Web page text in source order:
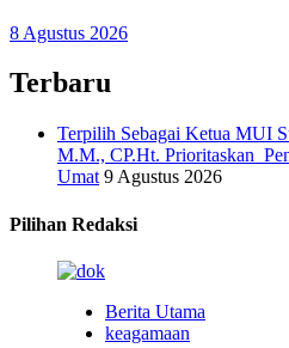
8 Agustus 2026
Terbaru
Terpilih Sebagai Ketua MUI
M.M., CP.Ht. Prioritaskan
Umat 9 Agustus 2026
Pilihan Redaksi
Berita Utama
keagamaan